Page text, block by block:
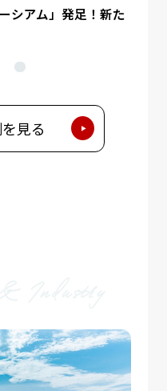
シアム」発足！新た
見る